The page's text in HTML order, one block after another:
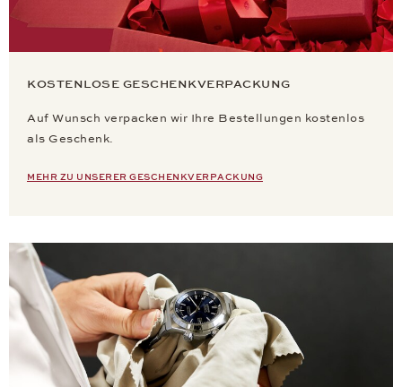
KOSTENLOSE GESCHENKVERPACKUNG
Auf Wunsch verpacken wir Ihre Bestellungen kostenlos
als Geschenk.
MEHR ZU UNSERER GESCHENKVERPACKUNG